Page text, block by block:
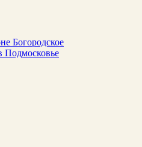
Богородское
Подмосковье